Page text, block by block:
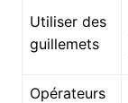
Utiliser des
guillemets
Opérateurs